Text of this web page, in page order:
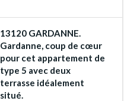
13120 GARDANNE.
Gardanne, coup de cœur
pour cet appartement de
type 5 avec deux
terrasse idéalement
situé.